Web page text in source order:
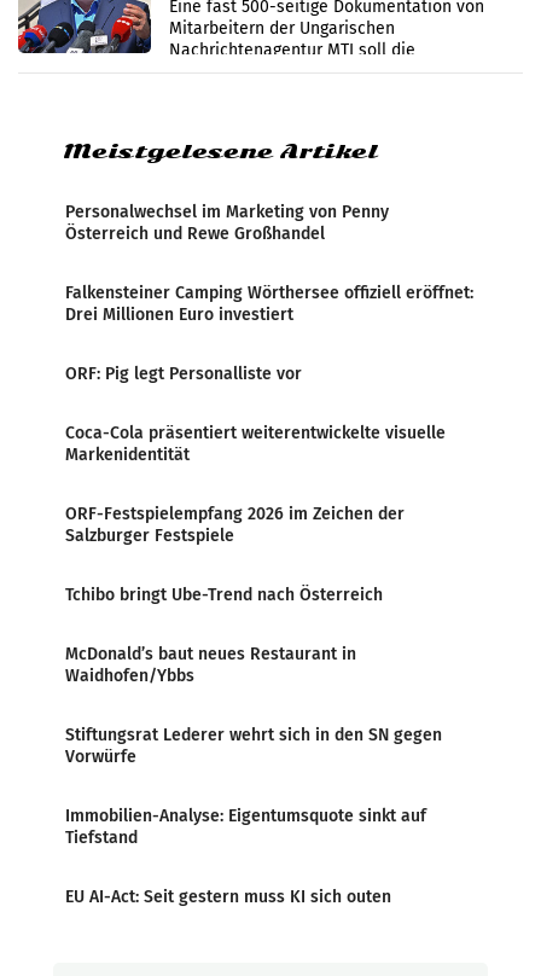
Eine fast 500-seitige Dokumentation von
Mitarbeitern der Ungarischen
Nachrichtenagentur MTI soll die
systematische Nachrichten-Manipulation und
Meistgelesene Artikel
Personalwechsel im Marketing von Penny
Österreich und Rewe Großhandel
Falkensteiner Camping Wörthersee offiziell eröffnet:
Drei Millionen Euro investiert
ORF: Pig legt Personalliste vor
Coca-Cola präsentiert weiterentwickelte visuelle
Markenidentität
ORF-Festspielempfang 2026 im Zeichen der
Salzburger Festspiele
Tchibo bringt Ube-Trend nach Österreich
McDonald’s baut neues Restaurant in
Waidhofen/Ybbs
Stiftungsrat Lederer wehrt sich in den SN gegen
Vorwürfe
Immobilien-Analyse: Eigentumsquote sinkt auf
Tiefstand
EU AI-Act: Seit gestern muss KI sich outen